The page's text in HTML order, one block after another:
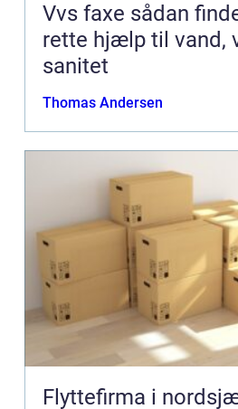
Vvs faxe sådan finder du den
rette hjælp til vand,
sanitet
Thomas Andersen
Flyttefirma i nordsjælland